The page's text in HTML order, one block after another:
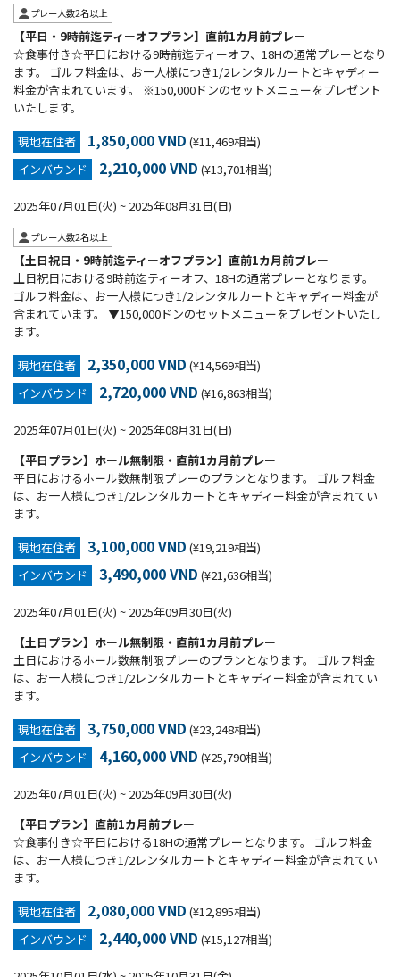
プレー人数2名以上
【平日・9時前迄ティーオフプラン】直前1カ月前プレー
☆食事付き☆平日における9時前迄ティーオフ、18Hの通常プレーとなり
ます。 ゴルフ料金は、お一人様につき1/2レンタルカートとキャディー
料金が含まれています。 ※150,000ドンのセットメニューをプレゼント
いたします。
現地在住者
1,850,000 VND (¥11,469相当)
インバウンド
2,210,000 VND (¥13,701相当)
2025年07月01日(火) ~ 2025年08月31日(日)
プレー人数2名以上
【土日祝日・9時前迄ティーオフプラン】直前1カ月前プレー
土日祝日における9時前迄ティーオフ、18Hの通常プレーとなります。
ゴルフ料金は、お一人様につき1/2レンタルカートとキャディー料金が
含まれています。 ▼150,000ドンのセットメニューをプレゼントいたし
ます。
現地在住者
2,350,000 VND (¥14,569相当)
インバウンド
2,720,000 VND (¥16,863相当)
2025年07月01日(火) ~ 2025年08月31日(日)
【平日プラン】ホール無制限・直前1カ月前プレー
平日におけるホール数無制限プレーのプランとなります。 ゴルフ料金
は、お一人様につき1/2レンタルカートとキャディー料金が含まれてい
ます。
現地在住者
3,100,000 VND (¥19,219相当)
インバウンド
3,490,000 VND (¥21,636相当)
2025年07月01日(火) ~ 2025年09月30日(火)
【土日プラン】ホール無制限・直前1カ月前プレー
土日におけるホール数無制限プレーのプランとなります。 ゴルフ料金
は、お一人様につき1/2レンタルカートとキャディー料金が含まれてい
ます。
現地在住者
3,750,000 VND (¥23,248相当)
インバウンド
4,160,000 VND (¥25,790相当)
2025年07月01日(火) ~ 2025年09月30日(火)
【平日プラン】直前1カ月前プレー
☆食事付き☆平日における18Hの通常プレーとなります。 ゴルフ料金
は、お一人様につき1/2レンタルカートとキャディー料金が含まれてい
ます。
現地在住者
2,080,000 VND (¥12,895相当)
インバウンド
2,440,000 VND (¥15,127相当)